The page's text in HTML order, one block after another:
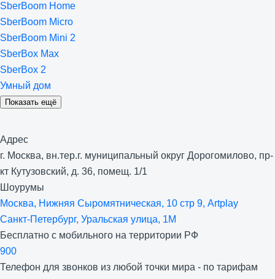
SberBoom Home
SberBoom Micro
SberBoom Mini 2
SberBox Max
SberBox 2
Умный дом
Показать ещё
Адрес
г. Москва, вн.тер.г. муниципальный округ Дорогомилово, пр-
кт Кутузовский, д. 36, помещ. 1/1
Шоурумы
Москва, Нижняя Сыро­мятническая, 10 стр 9, Artplay
Санкт-Петербург, Уральская улица, 1М
Бесплатно с мобильного на территории РФ
900
Телефон для звонков из любой точки мира - по тарифам